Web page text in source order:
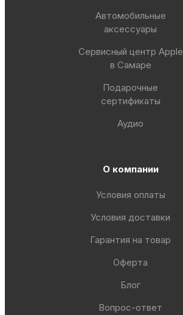
Автомобильные
аксессуары
Сервисный центр Apple
в Самаре
Подарочные
сертификаты
Аудио
О компании
Условия оплаты
Условия доставки
Гарантия на товар
Оферта
Блог
Вопрос-ответ